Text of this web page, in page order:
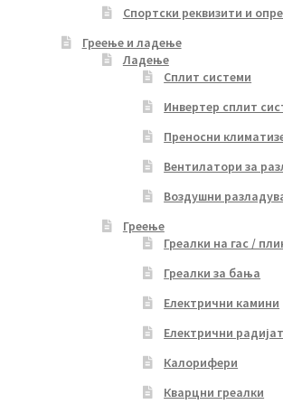
Спортски реквизити и
Греење и ладење
Ладење
Сплит системи
Инвертер сплит
Преносни
Вентилатори за
Воздушни
Греење
Греалки на гас /
Греалки за бања
Електрични камини
Електрични
Калорифери
Кварцни греалки